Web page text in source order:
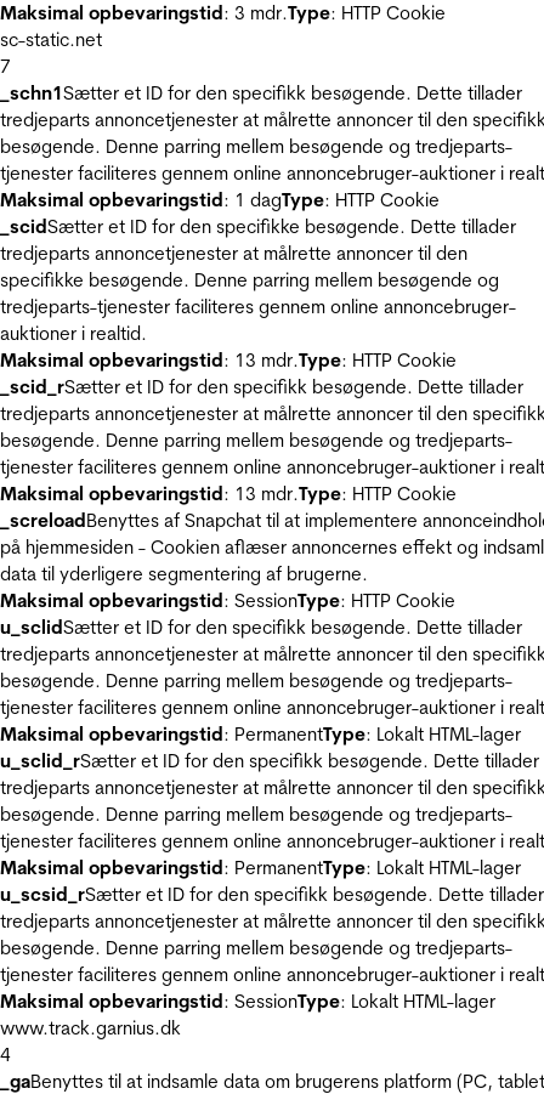
Maksimal opbevaringstid: 3 mdr.Type: HTTP Cookie
sc-static.net
7
_schn1Sætter et ID for den specifikk besøgende. Dette tillader
tredjeparts annoncetjenester at målrette annoncer til den
besøgende. Denne parring mellem besøgende og tredjeparts-
tjenester faciliteres gennem online annoncebruger-auktioner i
Maksimal opbevaringstid: 1 dagType: HTTP Cookie
_scidSætter et ID for den specifikke besøgende. Dette tillader
tredjeparts annoncetjenester at målrette annoncer til den
specifikke besøgende. Denne parring mellem besøgende og
tredjeparts-tjenester faciliteres gennem online annoncebruger-
auktioner i realtid.
Maksimal opbevaringstid: 13 mdr.Type: HTTP Cookie
_scid_rSætter et ID for den specifikk besøgende. Dette tillader
tredjeparts annoncetjenester at målrette annoncer til den
besøgende. Denne parring mellem besøgende og tredjeparts-
tjenester faciliteres gennem online annoncebruger-auktioner i
Maksimal opbevaringstid: 13 mdr.Type: HTTP Cookie
_screloadBenyttes af Snapchat til at implementere
på hjemmesiden - Cookien aflæser annoncernes effekt og
data til yderligere segmentering af brugerne.
Maksimal opbevaringstid: SessionType: HTTP Cookie
u_sclidSætter et ID for den specifikk besøgende. Dette tillader
tredjeparts annoncetjenester at målrette annoncer til den
besøgende. Denne parring mellem besøgende og tredjeparts-
tjenester faciliteres gennem online annoncebruger-auktioner i
Maksimal opbevaringstid: PermanentType: Lokalt HTML-lager
u_sclid_rSætter et ID for den specifikk besøgende. Dette tillader
tredjeparts annoncetjenester at målrette annoncer til den
besøgende. Denne parring mellem besøgende og tredjeparts-
tjenester faciliteres gennem online annoncebruger-auktioner i
Maksimal opbevaringstid: PermanentType: Lokalt HTML-lager
u_scsid_rSætter et ID for den specifikk besøgende. Dette tillader
tredjeparts annoncetjenester at målrette annoncer til den
besøgende. Denne parring mellem besøgende og tredjeparts-
tjenester faciliteres gennem online annoncebruger-auktioner i
Maksimal opbevaringstid: SessionType: Lokalt HTML-lager
www.track.garnius.dk
4
_gaBenyttes til at indsamle data om brugerens platform (PC,